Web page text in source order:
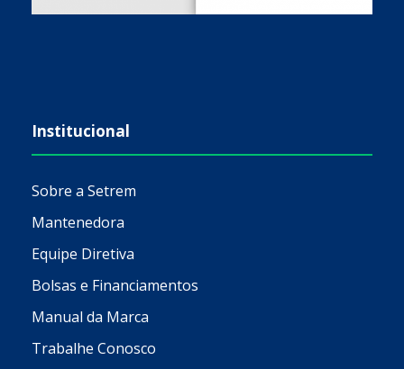
Institucional
Sobre a Setrem
Mantenedora
Equipe Diretiva
Bolsas e Financiamentos
Manual da Marca
Trabalhe Conosco